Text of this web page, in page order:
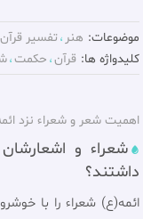
موضوعات: هنر تفسير قرآن
کلیدواژه ها: قرآن حکمت
اهميت شعر و شعراء نزد
شعراء و
داشتند؟
ائمه(ع) شعراء را با